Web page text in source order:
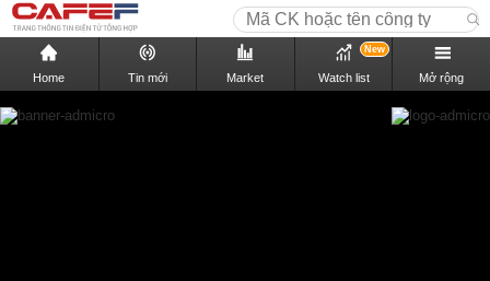
Home Tin mới Market Watch list
New
Mở rộng